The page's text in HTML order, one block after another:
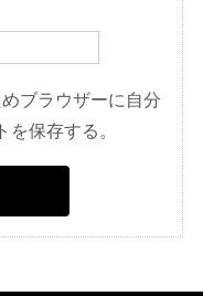
ブラウザーに自分
保存する。